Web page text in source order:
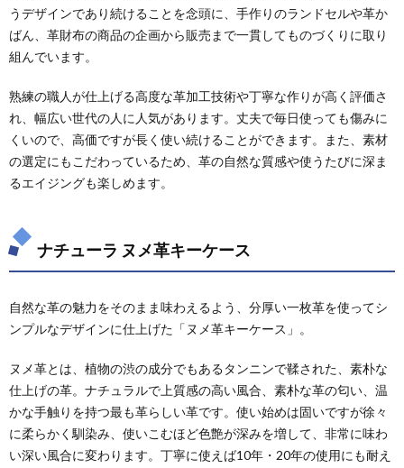
うデザインであり続けることを念頭に、手作りのランドセルや革か
ばん、革財布の商品の企画から販売まで一貫してものづくりに取り
組んでいます。
熟練の職人が仕上げる高度な革加工技術や丁寧な作りが高く評価さ
れ、幅広い世代の人に人気があります。丈夫で毎日使っても傷みに
くいので、高価ですが長く使い続けることができます。また、素材
の選定にもこだわっているため、革の自然な質感や使うたびに深ま
るエイジングも楽しめます。
ナチューラ ヌメ革キーケース
自然な革の魅力をそのまま味わえるよう、分厚い一枚革を使ってシ
ンプルなデザインに仕上げた「ヌメ革キーケース」。
ヌメ革とは、植物の渋の成分でもあるタンニンで鞣された、素朴な
仕上げの革。ナチュラルで上質感の高い風合、素朴な革の匂い、温
かな手触りを持つ最も革らしい革です。使い始めは固いですが徐々
に柔らかく馴染み、使いこむほど色艶が深みを増して、非常に味わ
い深い風合に変わります。丁寧に使えば10年・20年の使用にも耐え